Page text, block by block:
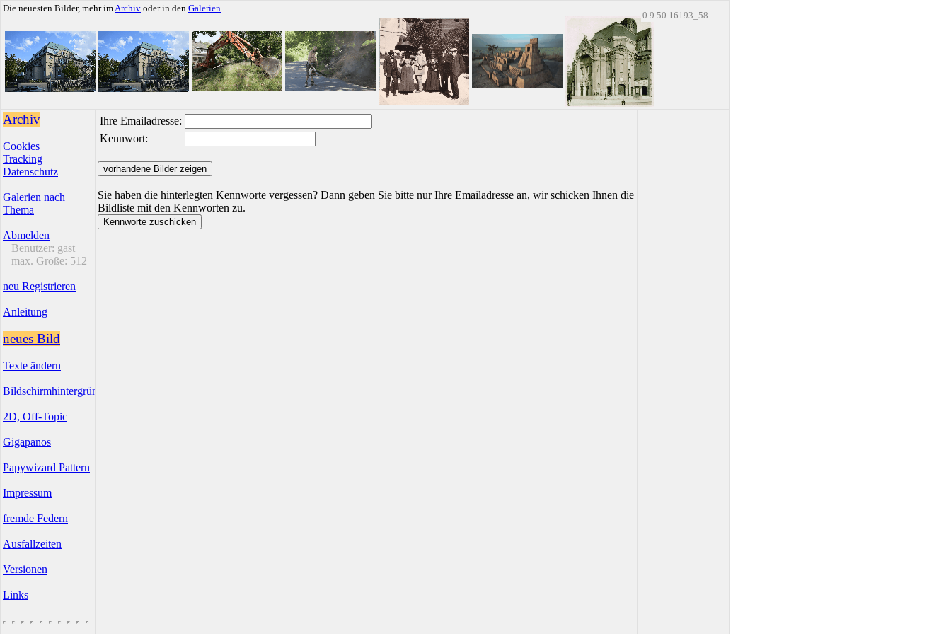
Die neuesten Bilder, mehr imArchiv oder in den Galerien.
0.9.50.16193_58
Archiv
Cookies
Tracking
Datenschutz
Galerien nach
Thema
Abmelden
Benutzer: gast
max. Größe: 512
neu Registrieren
Anleitung
neues Bild
Texte ändern
Bildschirmhintergründe
2D, Off-Topic
Gigapanos
Papywizard Pattern
Impressum
fremde Federn
Ausfallzeiten
Versionen
Links
Ihre Emailadresse:
Kennwort:
Sie haben die hinterlegten Kennworte vergessen? Dann geben Sie bitte nur Ihre Emailadresse an, wir schicken Ihnen die
Bildliste mit den Kennworten zu.